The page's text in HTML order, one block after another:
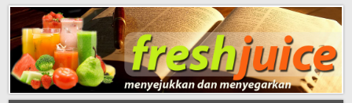
Daily Fresh Juice
Daily Fresh Juice Renungan Harian Katolik Menyejukkan dan Menyegarkan